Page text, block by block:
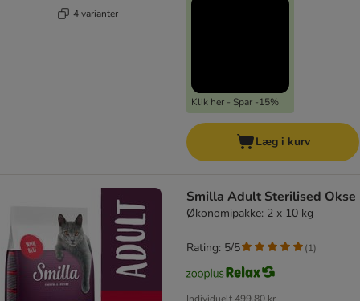
4 varianter
Klik her - Spar -15%
Læg i kurv
Smilla Adult Sterilised Okse
Økonomipakke: 2 x 10 kg
Rating: 5/5 (1)